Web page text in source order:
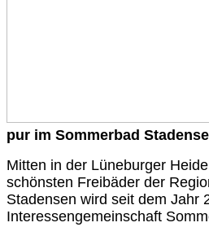
pur im Sommerbad
Mitten in der Lüneburger
schönsten Freibäder der
Stadensen wird seit dem Jahr
Interessengemeinschaft